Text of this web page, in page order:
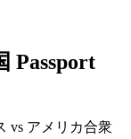
Passport
vs アメリカ合衆